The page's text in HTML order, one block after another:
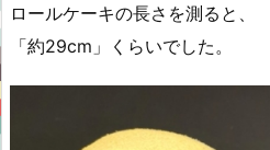
ロールケーキの長さを測ると、
「約29cm」くらいでした。